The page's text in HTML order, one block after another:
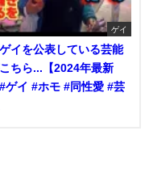
ゲイ
イを公表している芸能
こちら...【2024年最新
ゲイ #ホモ #同性愛 #芸